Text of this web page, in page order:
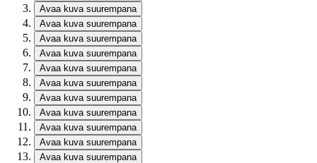
Avaa kuva suurempana
Avaa kuva suurempana
Avaa kuva suurempana
Avaa kuva suurempana
Avaa kuva suurempana
Avaa kuva suurempana
Avaa kuva suurempana
Avaa kuva suurempana
Avaa kuva suurempana
Avaa kuva suurempana
Avaa kuva suurempana